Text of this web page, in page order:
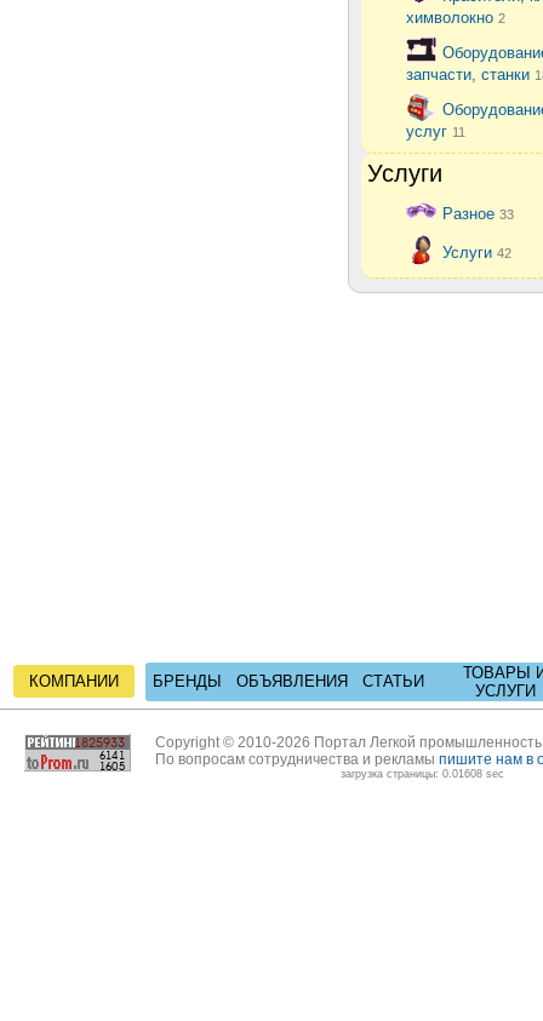
химволокно 2
запчасти, станки
услуг 11
Услуги
Разное 33
Услуги 42
КОМПАНИИ БРЕНДЫ ОБЪЯВЛЕНИЯ СТАТЬИ
ТОВАРЫ
УСЛУГИ
Copyright © 2010-2026 Портал Легкой
По вопросам сотрудничества и рекламы пишите нам в
загрузка страницы: 0.01608 sec